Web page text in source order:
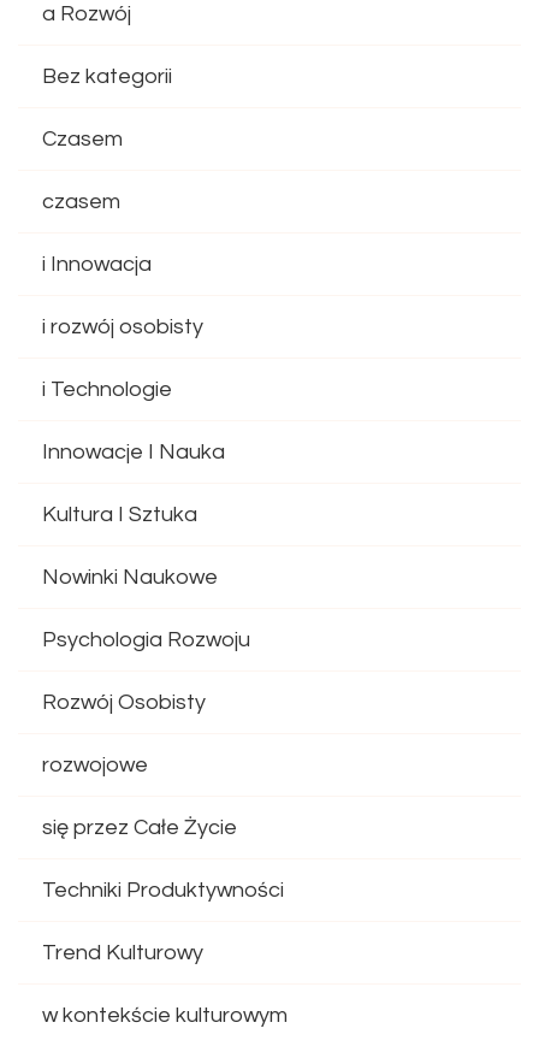
a Rozwój
Bez kategorii
Czasem
czasem
i Innowacja
i rozwój osobisty
i Technologie
Innowacje I Nauka
Kultura I Sztuka
Nowinki Naukowe
Psychologia Rozwoju
Rozwój Osobisty
rozwojowe
się przez Całe Życie
Techniki Produktywności
Trend Kulturowy
w kontekście kulturowym